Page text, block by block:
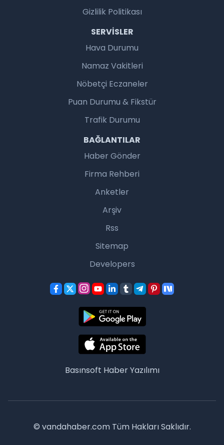
Gizlilik Politikası
SERVISLER
Hava Durumu
Namaz Vakitleri
Nöbetçi Eczaneler
Puan Durumu & Fikstür
Trafik Durumu
BAĞLANTILAR
Haber Gönder
Firma Rehberi
Anketler
Arşiv
Rss
Sitemap
Developers
Basınsoft Haber Yazılımı
© vandahaber.com Tüm Hakları Saklıdır.